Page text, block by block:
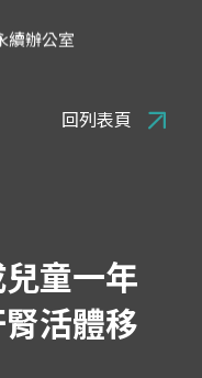
續辦公室
回列表頁
童一年
活體移